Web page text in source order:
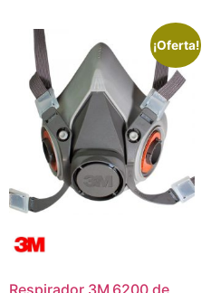
¡Oferta!